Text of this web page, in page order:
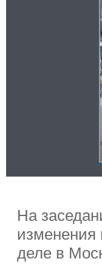
На
изменения
деле в